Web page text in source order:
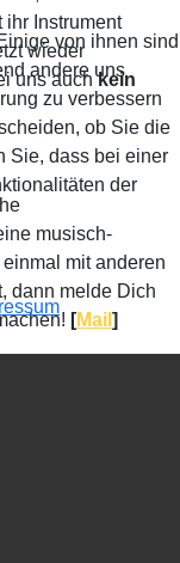
Instrument
wieder
uns auchkein
musisch-
mit anderen
dann melde Dich
[Mail ]
von ihnen sind
andere uns
zu verbessern
ob Sie die
Sie, dass bei einer
der